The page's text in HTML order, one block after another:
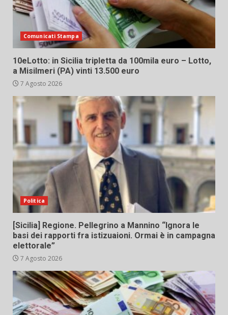
Comunicati Stampa
10eLotto: in Sicilia tripletta da 100mila euro – Lotto,
a Misilmeri (PA) vinti 13.500 euro
7 Agosto 2026
Politica
[Sicilia] Regione. Pellegrino a Mannino “Ignora le
basi dei rapporti fra istizuaioni. Ormai è in campagna
elettorale”
7 Agosto 2026